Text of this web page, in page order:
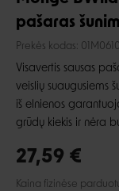
pašaras
Prekės kodas:
Visavertis sausas
veislių suaugusiems
iš elnienos
grūdų kiekis ir nėra
27,59 €
Kaina fizinėse